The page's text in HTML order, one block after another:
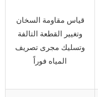
قياس مقاومة السخان
وتغيير القطعة التالفة
وتسليك مجرى تصريف
المياه فوراً